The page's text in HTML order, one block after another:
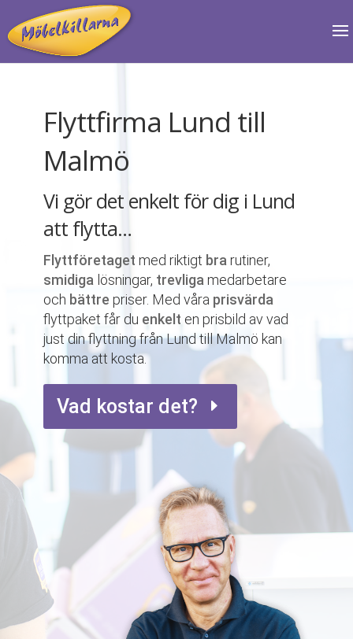
Flyttfirma Lund till
Malmö
Vi gör det enkelt för dig i Lund
att flytta…
Flyttföretaget med riktigt bra rutiner,
smidiga lösningar, trevliga medarbetare
och bättre priser. Med våra prisvärda
flyttpaket får du enkelt en prisbild av vad
just din flyttning från Lund till Malmö kan
komma att kosta.
Vad kostar det?